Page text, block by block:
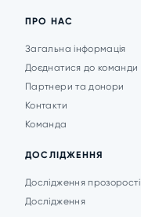
ПРО НАС
Загальна інформація
Доєднатися до команди
Партнери та донори
Контакти
Команда
ДОСЛІДЖЕННЯ
Дослідження прозорості
Дослідження